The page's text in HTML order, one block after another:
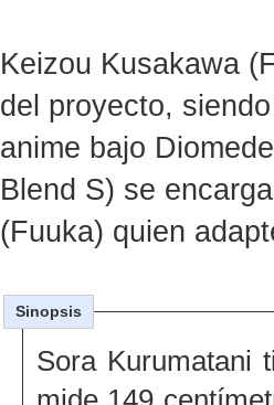
Keizou Kusakawa
del proyecto,
anime bajo
Blend S) se
(Fuuka) quien
Sinopsis
Sora Kurumatani